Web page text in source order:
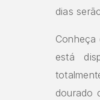
dias
Conheça
está
dourado